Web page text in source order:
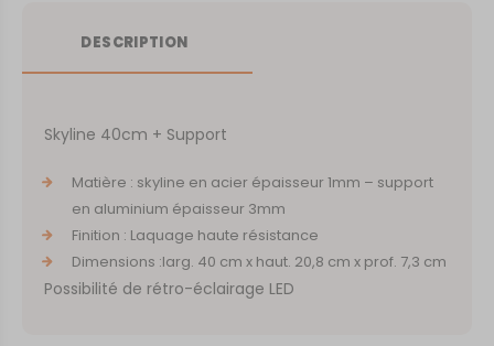
DESCRIPTION
Skyline 40cm + Support
Matière : skyline en acier épaisseur 1mm – support
en aluminium épaisseur 3mm
Finition : Laquage haute résistance
Dimensions :larg. 40 cm x haut. 20,8 cm x prof. 7,3 cm
Possibilité de rétro-éclairage LED